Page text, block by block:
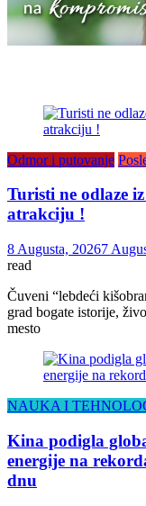
Odmor i putovanje
Turisti ne odlaze
atrakciju !
8 Augusta, 20267
read
Čuveni “lebdeći
grad bogate istorije,
mesto
NAUKA I
Kina podigla
energije na
dnu